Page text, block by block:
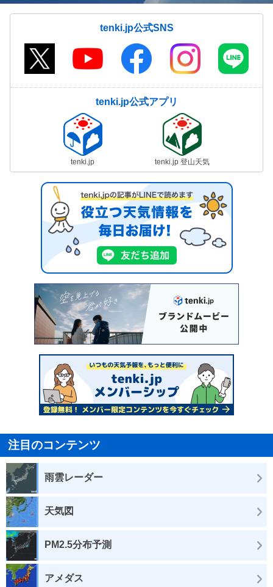
tenki.jp公式SNS
tenki.jp公式アプリ
tenki.jp tenki.jp 登山天気
注目のコンテンツ
雨雲レーダー
天気図
PM2.5分布予測
アメダス